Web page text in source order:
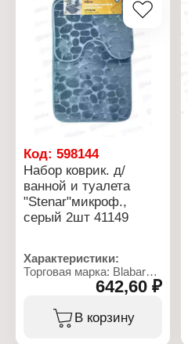
Код: 598144
Набор коврик. д/
ванной и туалета
"Stenar"микроф.,
серый 2шт 41149
Характеристики:
Торговая марка: Blabar
Артикул: 41150
ковриков
Назначение: для ванной
642,60 ₽
В корзину